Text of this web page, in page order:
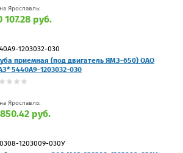
Ярославль:
107.28 руб.
1203032-030
приемная (под двигатель ЯМЗ-650) ОАО
5440А9-1203032-030
Ярославль:
руб.
1203009-030У